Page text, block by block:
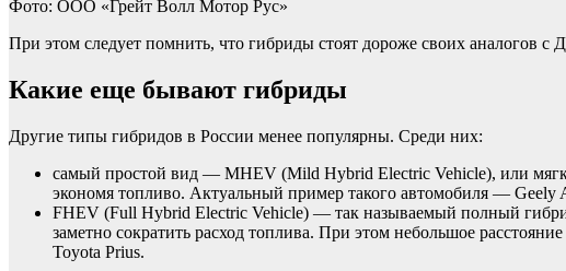
Фото: ООО «Грейт Волл Мотор Рус»
При этом следует помнить, что гибриды стоят дороже своих аналогов
Какие еще бывают гибриды
Другие типы гибридов в России менее популярны. Среди них:
самый простой вид — MHEV (Mild Hybrid Electric Vehicle), или
экономя топливо. Актуальный пример такого автомобиля — Geely
FHEV (Full Hybrid Electric Vehicle) — так называемый полный
заметно сократить расход топлива. При этом небольшое
Toyota Prius.